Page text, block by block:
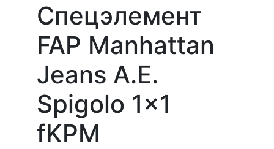
Спецэлемент
FAP Manhattan
Jeans A.E.
Spigolo 1x1
fKPM